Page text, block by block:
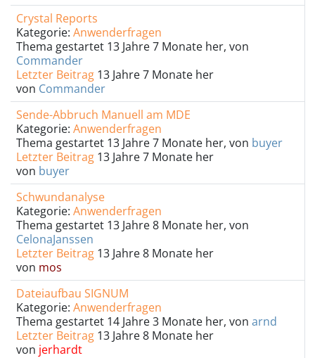
Crystal Reports
Kategorie: Anwenderfragen
Thema gestartet 13 Jahre 7 Monate her, von
Commander
Letzter Beitrag 13 Jahre 7 Monate her
von Commander
Sende-Abbruch Manuell am MDE
Kategorie: Anwenderfragen
Thema gestartet 13 Jahre 7 Monate her, von buyer
Letzter Beitrag 13 Jahre 7 Monate her
von buyer
Schwundanalyse
Kategorie: Anwenderfragen
Thema gestartet 13 Jahre 8 Monate her, von
CelonaJanssen
Letzter Beitrag 13 Jahre 8 Monate her
von mos
Dateiaufbau SIGNUM
Kategorie: Anwenderfragen
Thema gestartet 14 Jahre 3 Monate her, von arnd
Letzter Beitrag 13 Jahre 8 Monate her
von jerhardt